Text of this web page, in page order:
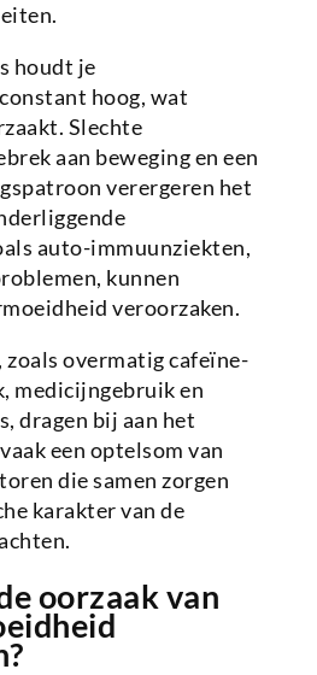
houdt je
hoog, wat
Slechte
aan beweging en een
verergeren het
auto-immuunziekten,
kunnen
veroorzaken.
overmatig cafeïne-
medicijngebruik en
dragen bij aan het
een optelsom van
die samen zorgen
karakter van de
oorzaak van